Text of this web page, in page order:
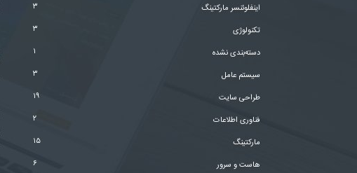
اینفلوئنسر مارکتینگ
۳
تکنولوژی
۳
دسته‌بندی نشده
۱
سیستم عامل
۳
طراحی سایت
۱۹
فناوری اطلاعات
۲
مارکتینگ
۱۵
هاست و سرور
۶